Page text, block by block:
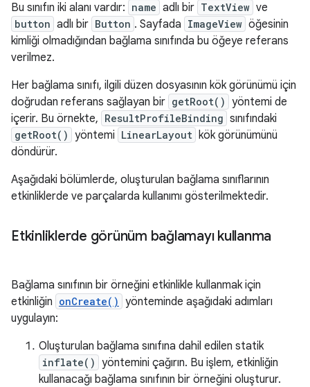
Bu sınıfın iki alanı vardır: name adlı bir TextView ve
button adlı bir Button . Sayfada ImageView öğesinin
kimliği olmadığından bağlama sınıfında bu öğeye referans
verilmez.
Her bağlama sınıfı, ilgili düzen dosyasının kök görünümü için
doğrudan referans sağlayan bir getRoot() yöntemi de
içerir. Bu örnekte, ResultProfileBinding sınıfındaki
getRoot() yöntemi LinearLayout kök görünümünü
döndürür.
Aşağıdaki bölümlerde, oluşturulan bağlama sınıflarının
etkinliklerde ve parçalarda kullanımı gösterilmektedir.
Etkinliklerde görünüm bağlamayı kullanma
Bağlama sınıfının bir örneğini etkinlikle kullanmak için
etkinliğin onCreate() yönteminde aşağıdaki adımları
uygulayın:
Oluşturulan bağlama sınıfına dahil edilen statik
inflate() yöntemini çağırın. Bu işlem, etkinliğin
kullanacağı bağlama sınıfının bir örneğini oluşturur.